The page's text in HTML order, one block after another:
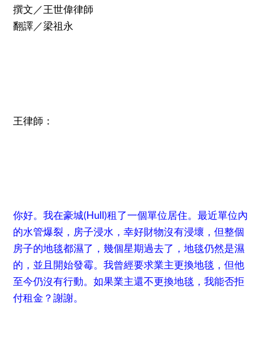
撰文／王世偉律師
翻譯／梁祖永
王律師：
你好。我在豪城(Hull)租了一個單位居住。最近單位內
的水管爆裂，房子浸水，幸好財物沒有浸壞，但整個
房子的地毯都濕了，幾個星期過去了，地毯仍然是濕
的，並且開始發霉。我曾經要求業主更換地毯，但他
至今仍沒有行動。如果業主還不更換地毯，我能否拒
付租金？謝謝。